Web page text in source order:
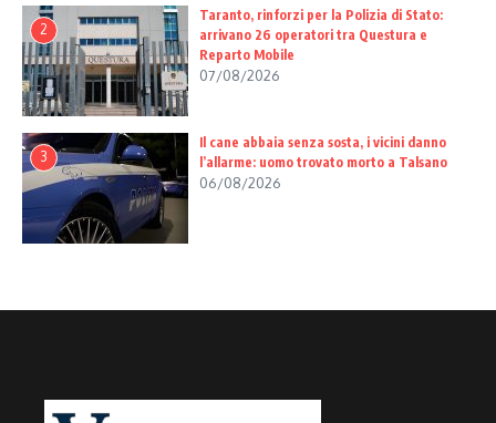
2
Taranto, rinforzi per la Polizia di Stato:
arrivano 26 operatori tra Questura e
Reparto Mobile
07/08/2026
3
Il cane abbaia senza sosta, i vicini danno
l’allarme: uomo trovato morto a Talsano
06/08/2026